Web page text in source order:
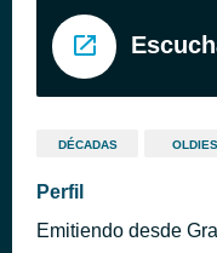
DÉCADAS OLDIES
Perfil
Emitiendo desde